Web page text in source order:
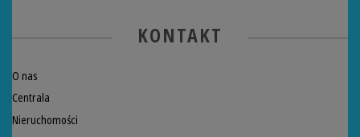
KONTAKT
O nas
Centrala
Nieruchomości